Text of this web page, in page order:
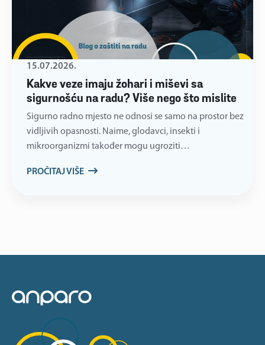
Kakve veze imaju žohari i miševi sa
sigurnošću na radu? Više nego što mislite
15.07.2026.
Sigurno radno mjesto ne odnosi se samo na prostor bez
vidljivih opasnosti. Naime, glodavci, insekti i
mikroorganizmi također mogu ugroziti…
PROČITAJ VIŠE